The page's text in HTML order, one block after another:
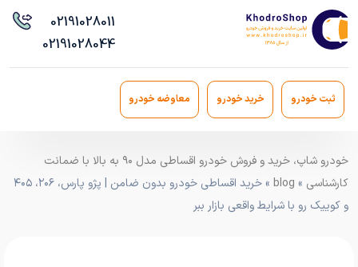
02191028011
02191028044
ثبت خودرو خرید خودرو معاوضه خودرو
خودرو شاپ، خرید و فروش خودرو اقساطی مدل ۹۰ به بالا با ضمانت
کارشناسی »
blog
» خرید اقساطی خودرو بدون ضامن | پژو پارس، ۲۰۶، ۴۰۵
و کوییک رو با شرایط واقعی بازار ببر